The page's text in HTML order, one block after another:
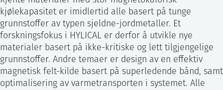
kjølekapasitet er imidlertid alle basert på tunge
grunnstoffer av typen sjeldne-jordmetaller. Et
forskningsfokus i HYLICAL er derfor å utvikle nye
materialer basert på ikke-kritiske og lett tilgjengelige
grunnstoffer. Andre temaer er design av en effektiv
magnetisk felt-kilde basert på superledende bånd, samt
optimalisering av varmetransporten i systemet. Alle